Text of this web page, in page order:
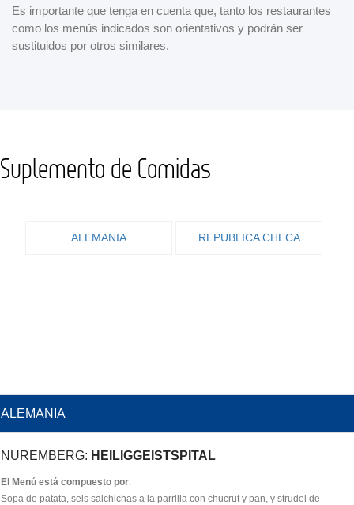
Es importante que tenga en cuenta que, tanto los restaurantes
como los menús indicados son orientativos y podrán ser
sustituidos por otros similares.
Suplemento de Comidas
ALEMANIA REPUBLICA CHECA
ALEMANIA
NUREMBERG: HEILIGGEISTSPITAL
El Menú está compuesto por:
Sopa de patata, seis salchichas a la parrilla con chucrut y pan, y strudel de